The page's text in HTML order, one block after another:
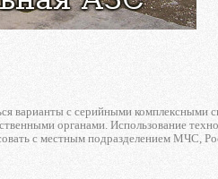
варианты с серийными комплексными
органами. Использование
с местным подразделением МЧС,